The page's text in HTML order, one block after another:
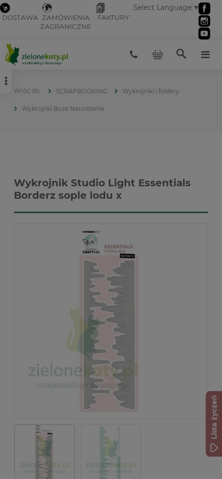
DOSTAWA ZAMÓWIENIA
ZAGRANICZNE
FAKTURY
Select Language ▼
SCRAPBOOKING Wykrojniki i foldery
Wykrojnki Boże Narodzenie
Wykrojnik Studio Light Essentials
Borderz sople lodu x
Lista życzeń